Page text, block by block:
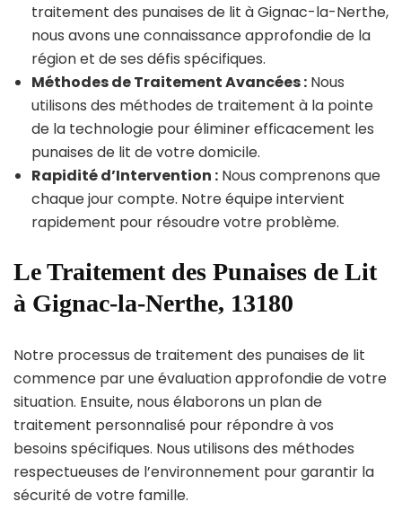
traitement des punaises de lit à Gignac-la-Nerthe,
nous avons une connaissance approfondie de la
région et de ses défis spécifiques.
Méthodes de Traitement Avancées : Nous
utilisons des méthodes de traitement à la pointe
de la technologie pour éliminer efficacement les
punaises de lit de votre domicile.
Rapidité d’Intervention : Nous comprenons que
chaque jour compte. Notre équipe intervient
rapidement pour résoudre votre problème.
Le Traitement des Punaises de Lit
à Gignac-la-Nerthe, 13180
Notre processus de traitement des punaises de lit
commence par une évaluation approfondie de votre
situation. Ensuite, nous élaborons un plan de
traitement personnalisé pour répondre à vos
besoins spécifiques. Nous utilisons des méthodes
respectueuses de l’environnement pour garantir la
sécurité de votre famille.